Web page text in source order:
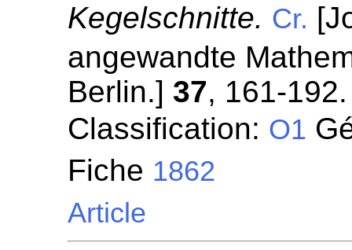
Kegelschnitte. Cr.
angewandte
Berlin.] 37, 161-192.
Classification: O1
Fiche 1862
Article